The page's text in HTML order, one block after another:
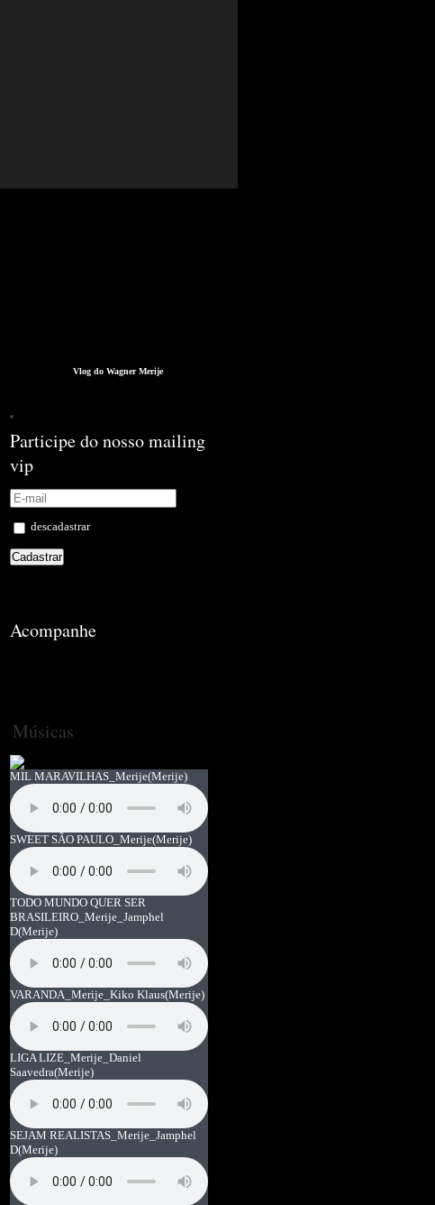
Vlog do Wagner Merije
Participe do nosso mailing
vip
descadastrar
Acompanhe
Músicas
MIL MARAVILHAS_Merije(Merije)
SWEET SÃO PAULO_Merije(Merije)
TODO MUNDO QUER SER
BRASILEIRO_Merije_Jamphel
D(Merije)
VARANDA_Merije_Kiko Klaus(Merije)
LIGA LIZE_Merije_Daniel
Saavedra(Merije)
SEJAM REALISTAS_Merije_Jamphel
D(Merije)